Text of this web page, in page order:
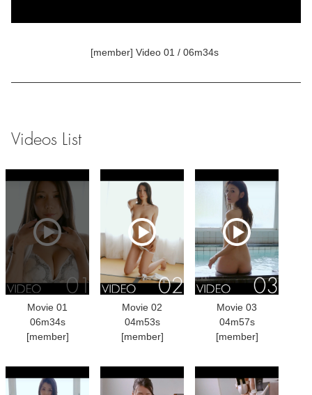
[member] Video 01 / 06m34s
Videos List
Movie 01
06m34s
[member]
Movie 02
04m53s
[member]
Movie 03
04m57s
[member]